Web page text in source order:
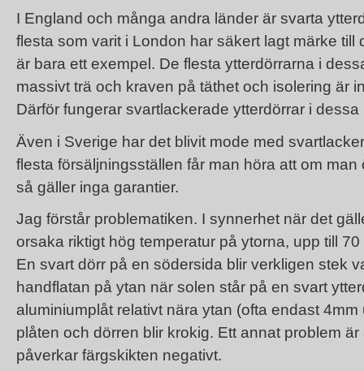
I England och många andra länder är svarta
flesta som varit i London har säkert lagt märke till
är bara ett exempel. De flesta ytterdörrarna i
massivt trä och kraven på täthet och isolering är
Därför fungerar svartlackerade ytterdörrar i dessa
Även i Sverige har det blivit mode med
flesta försäljningsställen får man höra att om
så gäller inga garantier.
Jag förstår problematiken. I synnerhet när det
orsaka riktigt hög temperatur på ytorna, upp till
En svart dörr på en södersida blir verkligen stek
handflatan på ytan när solen står på en svart
aluminiumplåt relativt nära ytan (ofta endast
plåten och dörren blir krokig. Ett annat problem
påverkar färgskikten negativt.